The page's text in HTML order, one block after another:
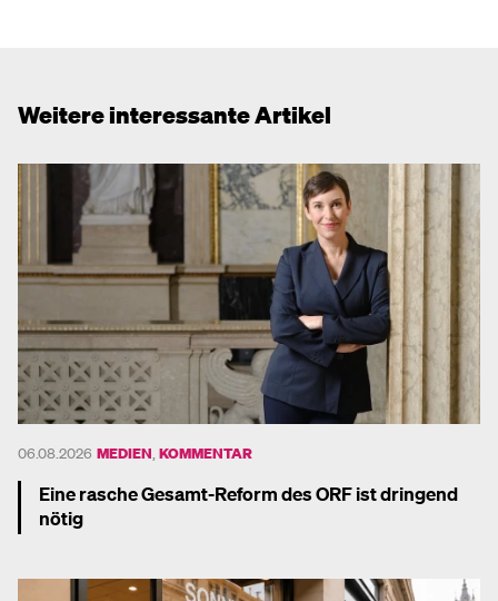
Weitere interessante Artikel
06.08.2026 MEDIEN KOMMENTAR
Eine rasche Gesamt-Reform des ORF ist dringend
nötig